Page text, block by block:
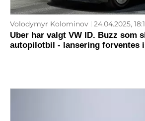
Volodymyr Kolominov 24.04.2025,
Uber har valgt VW ID. Buzz som
autopilotbil - lansering forventes